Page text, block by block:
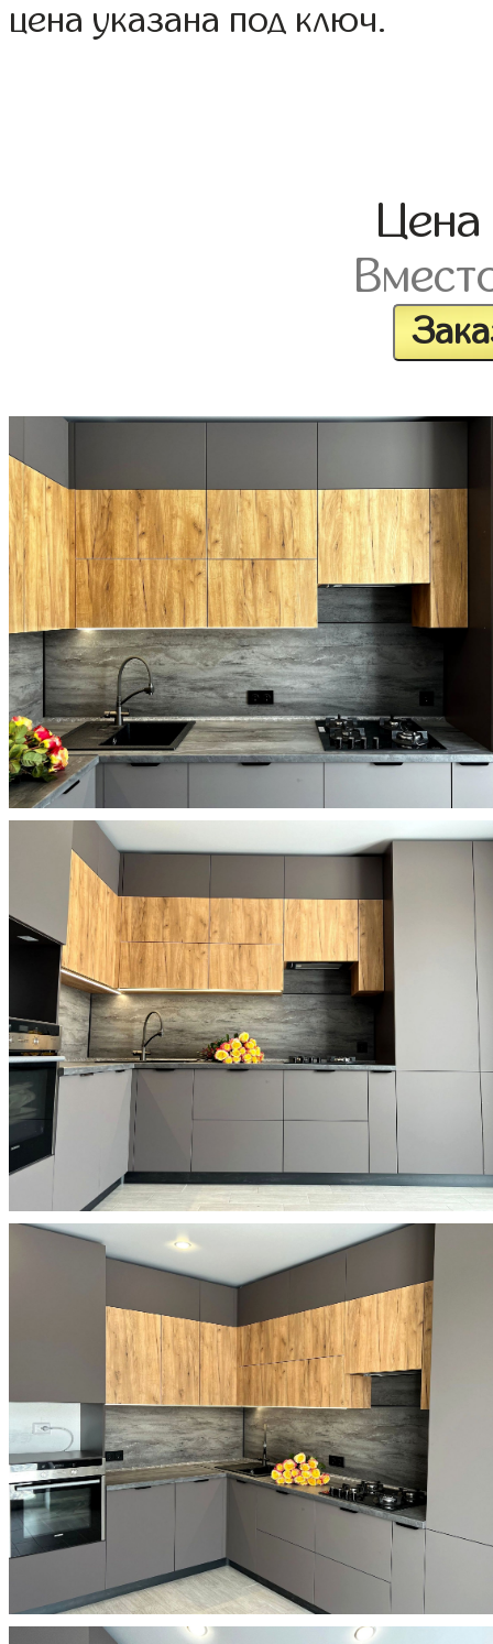
цена указана под ключ.
Цена